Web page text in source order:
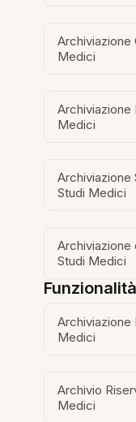
Archiviazione
Medici
Archiviazione
Medici
Archiviazione
Studi Medici
Studi Medici
Archiviazione
Medici
Archivio
Medici